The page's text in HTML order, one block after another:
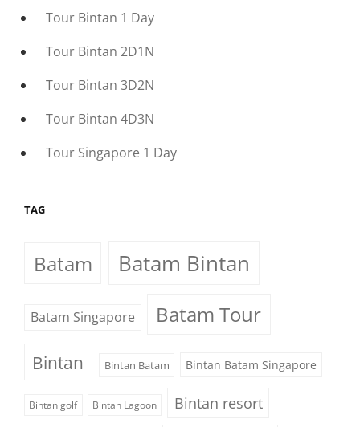
Tour Bintan 1 Day
Tour Bintan 2D1N
Tour Bintan 3D2N
Tour Bintan 4D3N
Tour Singapore 1 Day
TAG
Batam Batam Bintan
Batam Singapore Batam Tour
Bintan Bintan Batam Bintan Batam Singapore
Bintan golf Bintan Lagoon Bintan resort